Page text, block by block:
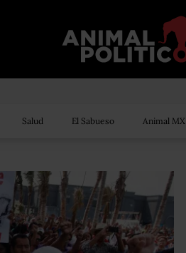
Salud El Sabueso Animal MX